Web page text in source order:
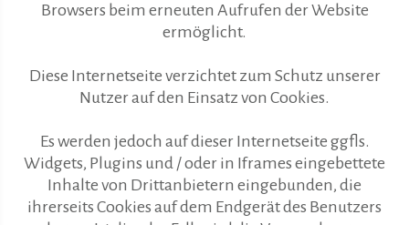
Browsers beim erneuten Aufrufen der Website
ermöglicht.
Diese Internetseite verzichtet zum Schutz unserer
Nutzer auf den Einsatz von Cookies.
Es werden jedoch auf dieser Internetseite ggfls.
Widgets, Plugins und / oder in Iframes eingebettete
Inhalte von Drittanbietern eingebunden, die
ihrerseits Cookies auf dem Endgerät des Benutzers